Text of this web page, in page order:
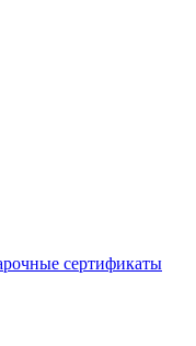
сертификаты